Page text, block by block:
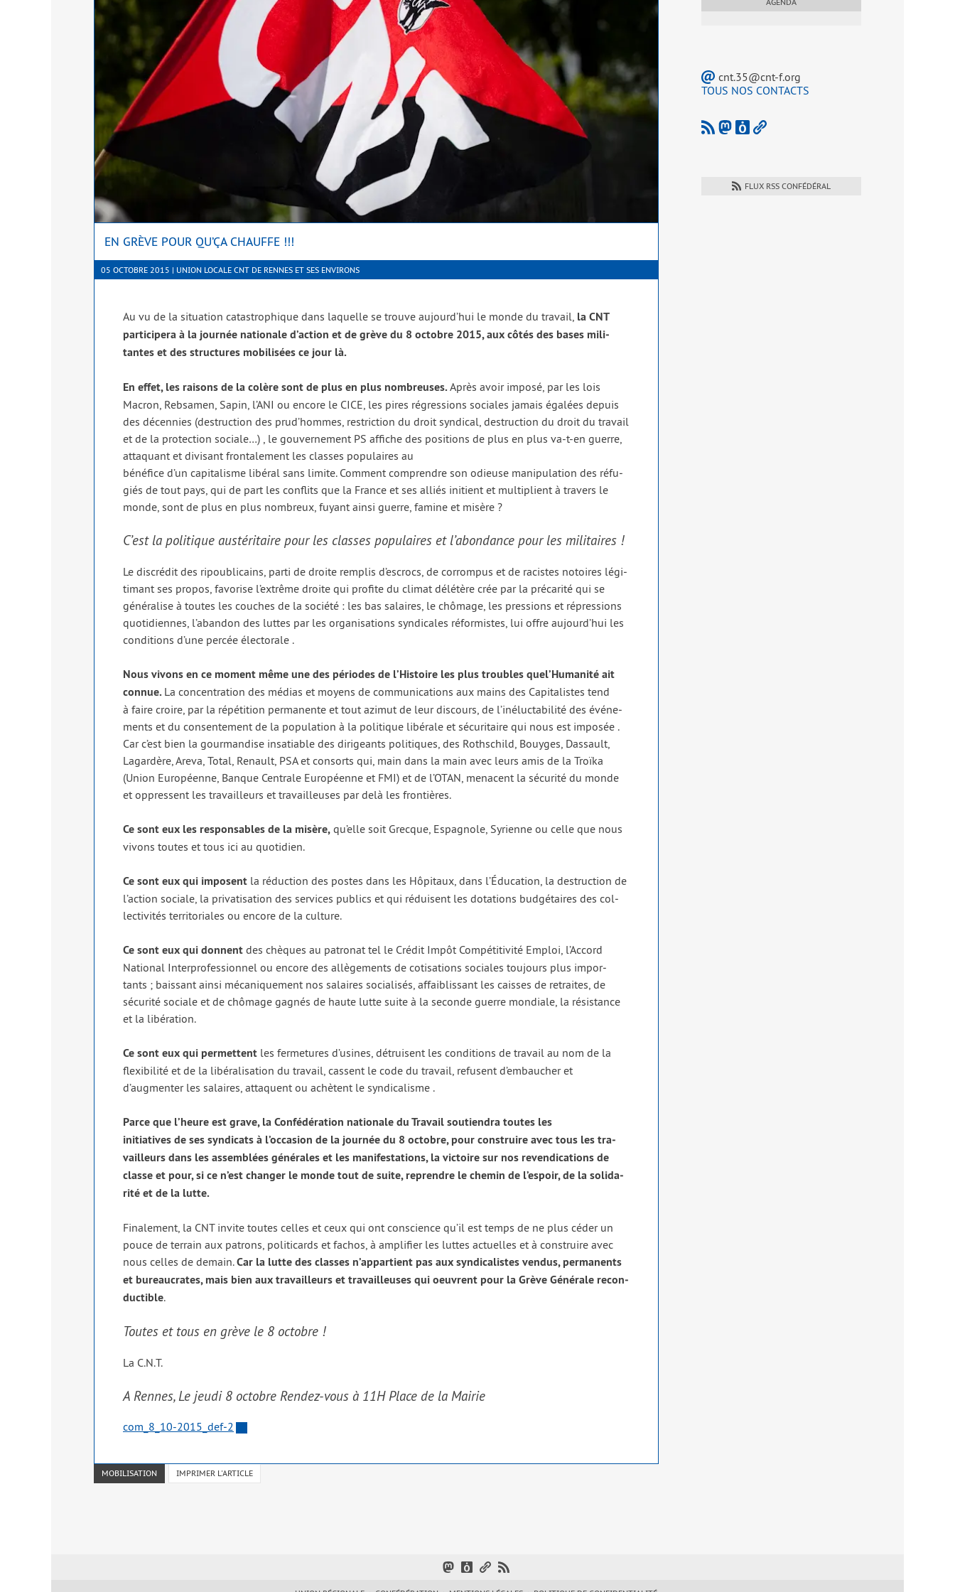
EN GRÈVE POUR QU’ÇA CHAUFFE !!!
05 OCTOBRE 2015 | UNION LOCALE CNT DE RENNES ET SES ENVIRONS
Au vu de la situa­tion catas­tro­phique dans laquelle se trouve aujourd’hui le monde du tra­vail, la CNT
par­ti­ci­pe­ra à la jour­née natio­nale d’action et de grève du 8 octobre 2015, aux côtés des bases mili­
tantes et des struc­tures mobi­li­sées ce jour là.
En effet, les rai­sons de la colère sont de plus en plus nom­breuses.Après avoir impo­sé, par les lois
Macron, Rebsamen, Sapin, l’ANI ou encore le CICE, les pires régres­sions sociales jamais éga­lées depuis
des décen­nies (des­truc­tion des prud’hommes, res­tric­tion du droit syn­di­cal, des­truc­tion du droit du tra­vail
et de la pro­tec­tion sociale…) , le gou­ver­ne­ment PS affiche des posi­tions de plus en plus va-t-en guerre,
atta­quant et divi­sant fron­ta­le­ment les classes popu­laires au
béné­fice d’un capi­ta­lisme libé­ral sans limite. Comment com­prendre son odieuse mani­pu­la­tion des réfu­
giés de tout pays, qui de part les conflits que la France et ses alliés ini­tient et mul­ti­plient à tra­vers le
monde, sont de plus en plus nom­breux, fuyant ain­si guerre, famine et misère ?
C’est la politique austéritaire pour les classes populaires et l’abondance pour les militaires !
Le dis­cré­dit des ripou­bli­cains, par­ti de droite rem­plis d’escrocs, de cor­rom­pus et de racistes notoires légi­
ti­mant ses pro­pos, favo­rise l’extrême droite qui pro­fite du cli­mat délé­tère crée par la pré­ca­ri­té qui se
géné­ra­lise à toutes les couches de la socié­té : les bas salaires, le chô­mage, les pres­sions et répres­sions
quo­ti­diennes, l’abandon des luttes par les orga­ni­sa­tions syn­di­cales réfor­mistes, lui offre aujourd’hui les
condi­tions d’une per­cée élec­to­rale .
Nous vivons en ce moment même une des périodes de l’Histoire les plus troubles quel’Humanité ait
connue. La concen­tra­tion des médias et moyens de com­mu­ni­ca­tions aux mains des Capitalistes tend
à faire croire, par la répé­ti­tion per­ma­nente et tout azi­mut de leur dis­cours, de l’inéluctabilité des évé­ne­
ments et du consen­te­ment de la popu­la­tion à la poli­tique libé­rale et sécu­ri­taire qui nous est impo­sée .
Car c’est bien la gour­man­dise insa­tiable des diri­geants poli­tiques, des Rothschild, Bouyges, Dassault,
Lagardère, Areva, Total, Renault, PSA et consorts qui, main dans la main avec leurs amis de la Troïka
(Union Européenne, Banque Centrale Européenne et FMI) et de l’OTAN, menacent la sécu­ri­té du monde
et oppressent les tra­vailleurs et tra­vailleuses par delà les fron­tières.
Ce sont eux les res­pon­sables de la misère, qu’elle soit Grecque, Espagnole, Syrienne ou celle que nous
vivons toutes et tous ici au quo­ti­dien.
Ce sont eux qui imposent la réduc­tion des postes dans les Hôpitaux, dans l’Éducation, la des­truc­tion de
l’action sociale, la pri­va­ti­sa­tion des ser­vices publics et qui réduisent les dota­tions bud­gé­taires des col­
lec­ti­vi­tés ter­ri­to­riales ou encore de la culture.
Ce sont eux qui donnent des chèques au patro­nat tel le Crédit Impôt Compétitivité Emploi, l’Accord
National Interprofessionnel ou encore des allè­ge­ments de coti­sa­tions sociales tou­jours plus impor­
tants ; bais­sant ain­si méca­ni­que­ment nos salaires socia­li­sés, affai­blis­sant les caisses de retraites, de
sécu­ri­té sociale et de chô­mage gagnés de haute lutte suite à la seconde guerre mon­diale, la résis­tance
et la libé­ra­tion.
Ce sont eux qui per­mettent les fer­me­tures d’usines, détruisent les condi­tions de tra­vail au nom de la
flexi­bi­li­té et de la libé­ra­li­sa­tion du tra­vail, cassent le code du tra­vail, refusent d’embaucher et
d’augmenter les salaires, attaquent ou achètent le syn­di­ca­lisme .
Parce que l’heure est grave, la Confédération natio­nale du Travail sou­tien­dra toutes les
ini­tia­tives de ses syn­di­cats à l’occasion de la jour­née du 8 octobre, pour construire avec tous les tra­
vailleurs dans les assem­blées géné­rales et les mani­fes­ta­tions, la vic­toire sur nos reven­di­ca­tions de
classe et pour, si ce n’est chan­ger le monde tout de suite, reprendre le che­min de l’espoir, de la soli­da­
ri­té et de la lutte.
Finalement, la CNT invite toutes celles et ceux qui ont conscience qu’il est temps de ne plus céder un
pouce de ter­rain aux patrons, poli­ti­cards et fachos, à ampli­fier les luttes actuelles et à construire avec
nous celles de demain.Car la lutte des classes n’appartient pas aux syn­di­ca­listes ven­dus, per­ma­nents
et bureau­crates, mais bien aux tra­vailleurs et tra­vailleuses qui oeuvrent pour la Grève Générale recon­
duc­tible.
Toutes et tous en grève le 8 octobre !
La C.N.T.
A Rennes, Le jeudi 8 octobre Rendez-vous à 11H Place de la Mairie
com_8_10-2015_­def‑2
MOBILISATION IMPRIMER L'ARTICLE
AGENDA
cnt.35@cnt-f.org
TOUS NOS CONTACTS
FLUX RSS CONFÉDÉRAL